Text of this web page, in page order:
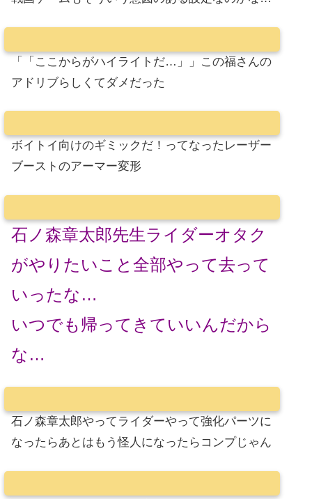
「「ここからがハイライトだ…」」この福さんの
アドリブらしくてダメだった
ボイトイ向けのギミックだ！ってなったレーザー
ブーストのアーマー変形
石ノ森章太郎先生ライダーオタク
がやりたいこと全部やって去って
いったな…
いつでも帰ってきていいんだから
な…
石ノ森章太郎やってライダーやって強化パーツに
なったらあとはもう怪人になったらコンプじゃん